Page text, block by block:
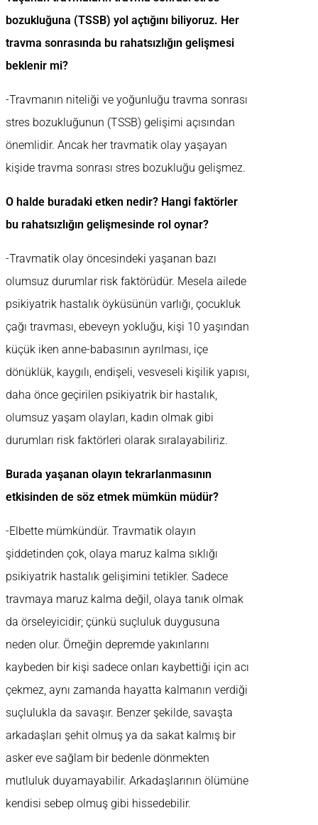
bozukluğuna (TSSB) yol açtığını biliyoruz. Her
travma sonrasında bu rahatsızlığın gelişmesi
beklenir mi?
-Travmanın niteliği ve yoğunluğu travma sonrası
stres bozukluğunun (TSSB) gelişimi açısından
önemlidir. Ancak her travmatik olay yaşayan
kişide travma sonrası stres bozukluğu gelişmez.
O halde buradaki etken nedir? Hangi faktörler
bu rahatsızlığın gelişmesinde rol oynar?
-Travmatik olay öncesindeki yaşanan bazı
olumsuz durumlar risk faktörüdür. Mesela ailede
psikiyatrik hastalık öyküsünün varlığı, çocukluk
çağı travması, ebeveyn yokluğu, kişi 10 yaşından
küçük iken anne-babasının ayrılması, içe
dönüklük, kaygılı, endişeli, vesveseli kişilik yapısı,
daha önce geçirilen psikiyatrik bir hastalık,
olumsuz yaşam olayları, kadın olmak gibi
durumları risk faktörleri olarak sıralayabiliriz.
Burada yaşanan olayın tekrarlanmasının
etkisinden de söz etmek mümkün müdür?
-Elbette mümkündür. Travmatik olayın
şiddetinden çok, olaya maruz kalma sıklığı
psikiyatrik hastalık gelişimini tetikler. Sadece
travmaya maruz kalma değil, olaya tanık olmak
da örseleyicidir; çünkü suçluluk duygusuna
neden olur. Örneğin depremde yakınlarını
kaybeden bir kişi sadece onları kaybettiği için acı
çekmez, aynı zamanda hayatta kalmanın verdiği
suçlulukla da savaşır. Benzer şekilde, savaşta
arkadaşları şehit olmuş ya da sakat kalmış bir
asker eve sağlam bir bedenle dönmekten
mutluluk duyamayabilir. Arkadaşlarının ölümüne
kendisi sebep olmuş gibi hissedebilir.